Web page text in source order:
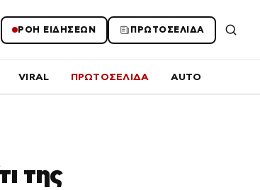
ΡΟΗ ΕΙΔΗΣΕΩΝ ΠΡΩΤΟΣΕΛΙΔΑ
VIRAL ΠΡΩΤΟΣΕΛΙΔΑ AUTO
της